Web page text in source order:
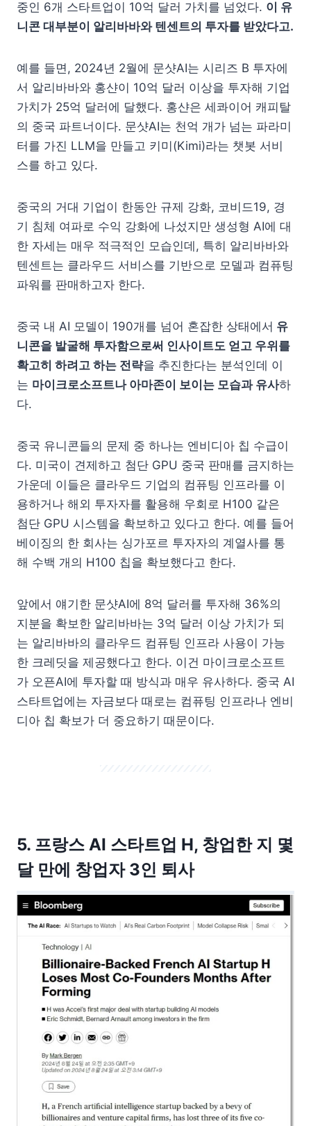
중인 6개 스타트업이 10억 달러 가치를 넘었다. 이 유
니콘 대부분이 알리바바와 텐센트의 투자를 받았다고.
예를 들면, 2024년 2월에 문샷AI는 시리즈 B 투자에
서 알리바바와 홍샨이 10억 달러 이상을 투자해 기업
가치가 25억 달러에 달했다. 홍샨은 세콰이어 캐피탈
의 중국 파트너이다. 문샷AI는 천억 개가 넘는 파라미
터를 가진 LLM을 만들고 키미(Kimi)라는 챗봇 서비
스를 하고 있다.
중국의 거대 기업이 한동안 규제 강화, 코비드19, 경
기 침체 여파로 수익 강화에 나섰지만 생성형 AI에 대
한 자세는 매우 적극적인 모습인데, 특히 알리바바와
텐센트는 클라우드 서비스를 기반으로 모델과 컴퓨팅
파워를 판매하고자 한다.
중국 내 AI 모델이 190개를 넘어 혼잡한 상태에서 유
니콘을 발굴해 투자함으로써 인사이트도 얻고 우위를
확고히 하려고 하는 전략을 추진한다는 분석인데 이
는 마이크로소프트나 아마존이 보이는 모습과 유사하
다.
중국 유니콘들의 문제 중 하나는 엔비디아 칩 수급이
다. 미국이 견제하고 첨단 GPU 중국 판매를 금지하는
가운데 이들은 클라우드 기업의 컴퓨팅 인프라를 이
용하거나 해외 투자자를 활용해 우회로 H100 같은
첨단 GPU 시스템을 확보하고 있다고 한다. 예를 들어
베이징의 한 회사는 싱가포르 투자자의 계열사를 통
해 수백 개의 H100 칩을 확보했다고 한다.
앞에서 얘기한 문샷AI에 8억 달러를 투자해 36%의
지분을 확보한 알리바바는 3억 달러 이상 가치가 되
는 알리바바의 클라우드 컴퓨팅 인프라 사용이 가능
한 크레딧을 제공했다고 한다. 이건 마이크로소프트
가 오픈AI에 투자할 때 방식과 매우 유사하다. 중국 AI
스타트업에는 자금보다 때로는 컴퓨팅 인프라나 엔비
디아 칩 확보가 더 중요하기 때문이다.
5. 프랑스 AI 스타트업 H, 창업한 지 몇
달 만에 창업자 3인 퇴사